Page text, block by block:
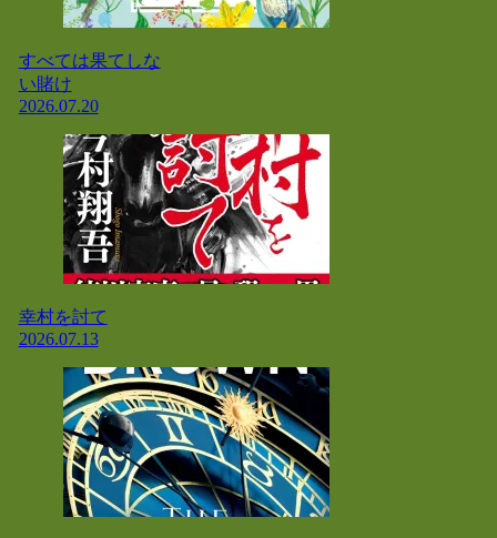
すべては果てしな
い賭け
2026.07.20
幸村を討て
2026.07.13